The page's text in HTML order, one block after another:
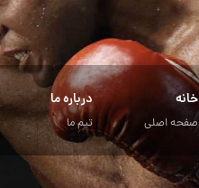
خانه
صفحه اصلی
درباره ما
تیم ما